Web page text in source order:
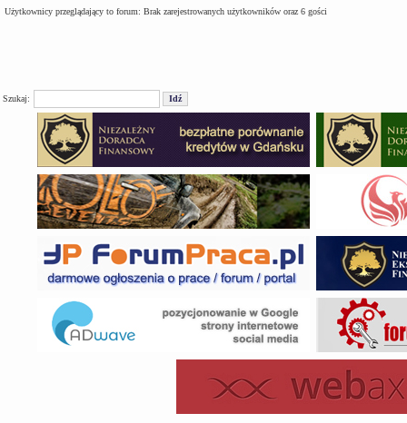
Użytkownicy przeglądający to forum: Brak zarejestrowanych użytkowników oraz 6 gości
Szukaj: